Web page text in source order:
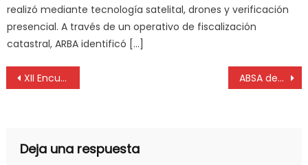
realizó mediante tecnología satelital, drones y verificación
presencial. A través de un operativo de fiscalización
catastral, ARBA identificó […]
XII Encuentro Provincial Higiene y Seguridad en el Trabajo ABSA desarrolla una campaña para el vital cuidado del agua
Deja una respuesta